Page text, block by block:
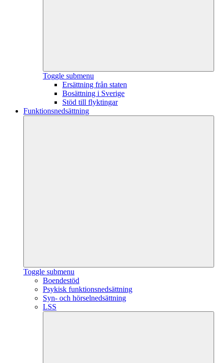
Toggle submenu
Ersättning från staten
Bosättning i Sverige
Stöd till flyktingar
Funktionsnedsättning
Toggle submenu
Boendestöd
Psykisk funktionsnedsättning
Syn- och hörselnedsättning
LSS